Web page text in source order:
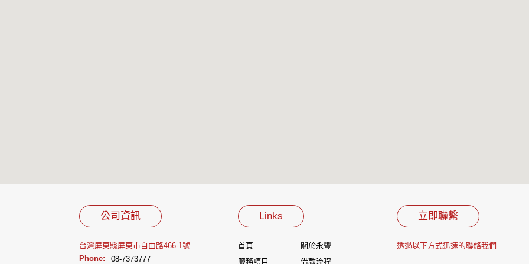
公司資訊
台灣屏東縣屏東市自由路466-1號
Phone:
08-7373777
Links
首頁
關於永豐
服務項目
借款流程
立即聯繫
透過以下方式迅速的聯絡我們